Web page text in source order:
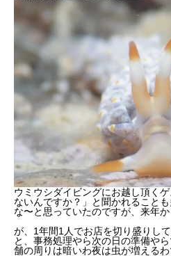
ウミウシダイビングにお越し頂く
ないんですか？」と聞かれること
な〜と思っていたのですが、来年
が、1年間1人でお店を切り盛りし
と、事務処理やら次の日の準備や
舗の周りは暗いわ夜は虫が増える